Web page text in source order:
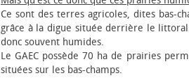
Ce sont des terres agricoles, dites bas-
grâce à la digue située derrière le
donc souvent humides.
Le GAEC possède 70 ha de prairies
situées sur les bas-champs.